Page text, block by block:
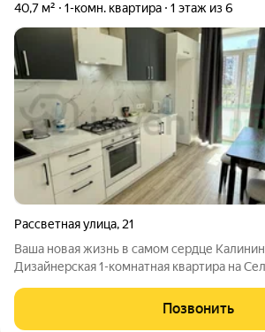
40,7 м² 1-комн. квартира 1 этаж из 6
Рассветная улица, 21
Ваша новая жизнь в самом сердце
Дизайнерская 1-комнатная квартира на
уютом, стилем и локацией. Представляем
Позвонить